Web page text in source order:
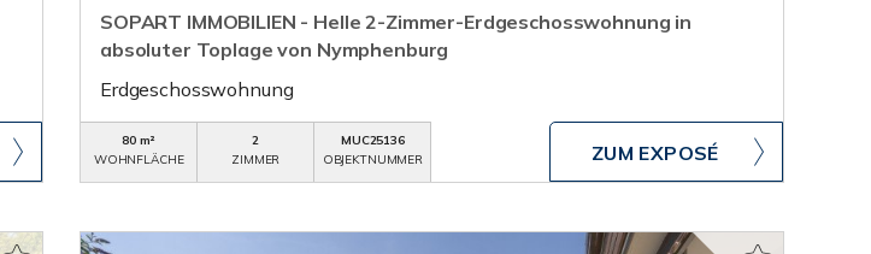
SOPART IMMOBILIEN - Helle 2-Zimmer-Erdgeschosswohnung in
absoluter Toplage von Nymphenburg
Erdgeschosswohnung
80 m²
WOHNFLÄCHE
2
ZIMMER
MUC25136
OBJEKTNUMMER
ZUM EXPOSÉ